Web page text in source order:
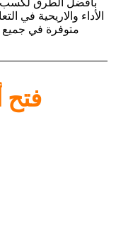
الأداء والاريحية في
متوفرة في جميع
فتح